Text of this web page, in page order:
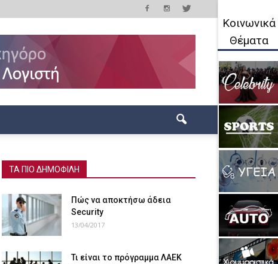
ΤΑ ΠΙΟ ΔΗΜΟΦΙΛΗ
Πώς να αποκτήσω άδεια
Security
13/04/2017
Τι είναι το πρόγραμμα ΛΑΕΚ
Κοινωνικά
Θέματα